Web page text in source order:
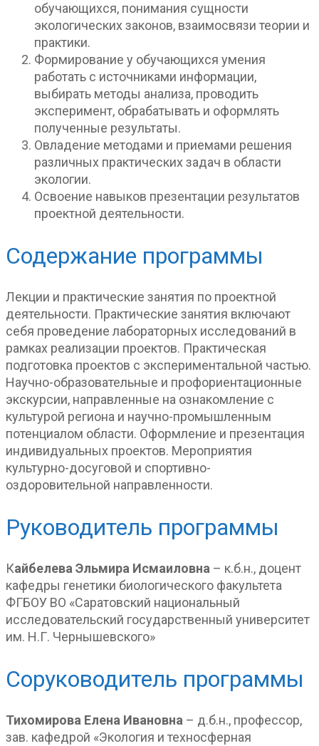
обучающихся, понимания сущности
экологических законов, взаимосвязи теории и
практики.
Формирование у обучающихся умения
работать с источниками информации,
выбирать методы анализа, проводить
эксперимент, обрабатывать и оформлять
полученные результаты.
Овладение методами и приемами решения
различных практических задач в области
экологии.
Освоение навыков презентации результатов
проектной деятельности.
Содержание программы
Лекции и практические занятия по проектной
деятельности. Практические занятия включают
себя проведение лабораторных исследований в
рамках реализации проектов. Практическая
подготовка проектов с экспериментальной частью.
Научно-образовательные и профориентационные
экскурсии, направленные на ознакомление с
культурой региона и научно-промышленным
потенциалом области. Оформление и презентация
индивидуальных проектов. Мероприятия
культурно-досуговой и спортивно-
оздоровительной направленности.
Руководитель программы
Кайбелева Эльмира Исмаиловна – к.б.н., доцент
кафедры генетики биологического факультета
ФГБОУ ВО «Саратовский национальный
исследовательский государственный университет
им. Н.Г. Чернышевского»
Соруководитель программы
Тихомирова Елена Ивановна – д.б.н., профессор,
зав. кафедрой «Экология и техносферная